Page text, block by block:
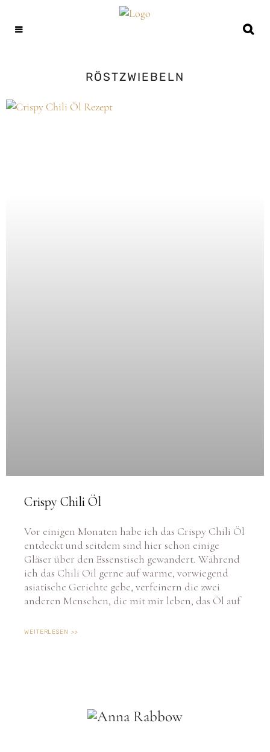
RÖSTZWIEBELN
Crispy Chili Öl
Vor einigen Monaten habe ich das Crispy Chili Öl
entdeckt und seitdem sind hier schon einige
Gläser über den Essenstisch gewandert. Während
ich das Chili Oil gerne auf warme, vorwiegend
asiatische Gerichte gebe, verfeinern die zwei
anderen Menschen, die mit mir leben, das Öl auf
WEITERLESEN >>